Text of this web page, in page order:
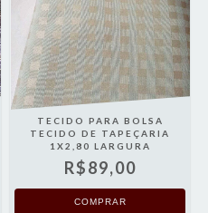
TECIDO PARA BOLSA
TECIDO DE TAPEÇARIA
1X2,80 LARGURA
R$89,00
COMPRAR